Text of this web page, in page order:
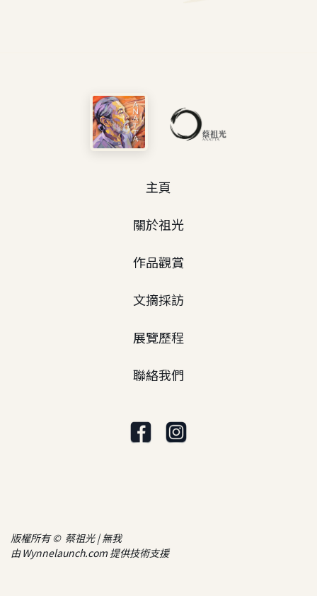
主頁
關於祖光
作品觀賞
文摘採訪
展覽歷程
聯絡我們
版權所有 © 蔡祖光 | 無我
由 Wynnelaunch.com 提供技術支援